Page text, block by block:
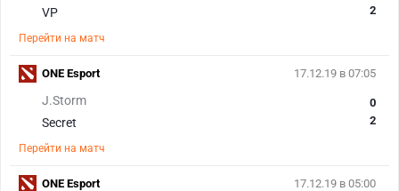
VP
2
Перейти на матч
17.12.19 в 07:05
J.Storm
Secret
0
2
Перейти на матч
ONE Esport
17.12.19 в 05:00
ONE Esport